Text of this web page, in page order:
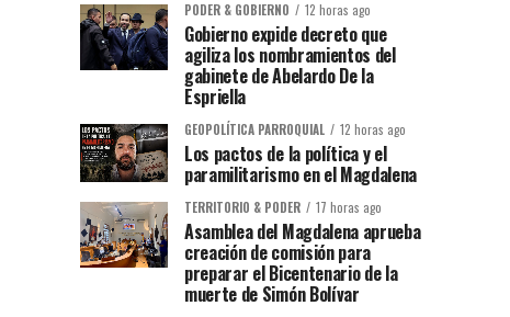
PODER & GOBIERNO 12 horas ago
Gobierno expide decreto que
agiliza los nombramientos del
gabinete de Abelardo De la
Espriella
GEOPOLÍTICA PARROQUIAL 12 horas ago
Los pactos de la política y el
paramilitarismo en el Magdalena
TERRITORIO & PODER 17 horas ago
Asamblea del Magdalena aprueba
creación de comisión para
preparar el Bicentenario de la
muerte de Simón Bolívar